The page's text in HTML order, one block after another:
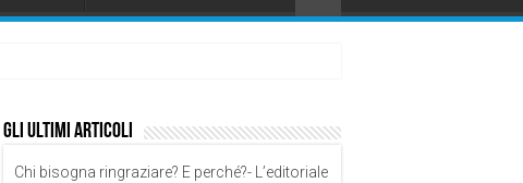
Gli ultimi articoli
Chi bisogna ringraziare? E perché?- L’editoriale